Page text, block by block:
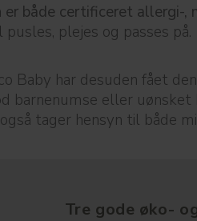
er både certificeret allergi-
plejes og passes på.
Baby har desuden fået
barnenumse eller
tager hensyn til både
Tre gode øko-